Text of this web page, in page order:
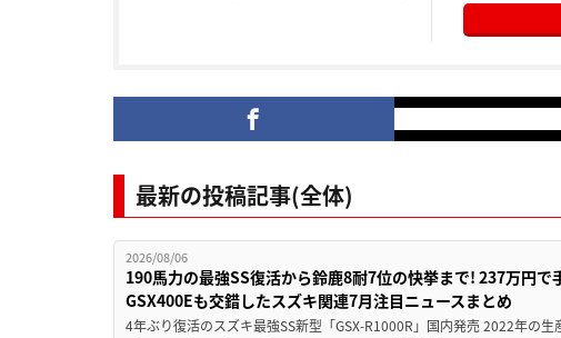
最新の投稿記事(全体)
2026/08/06
190馬力の最強SS復活から鈴鹿8耐7位の快挙まで! 237万円で
GSX400Eも交錯したスズキ関連7月注目ニュースまとめ
4年ぶり復活のスズキ最強SS新型「GSX-R1000R」国内発売 2022年の